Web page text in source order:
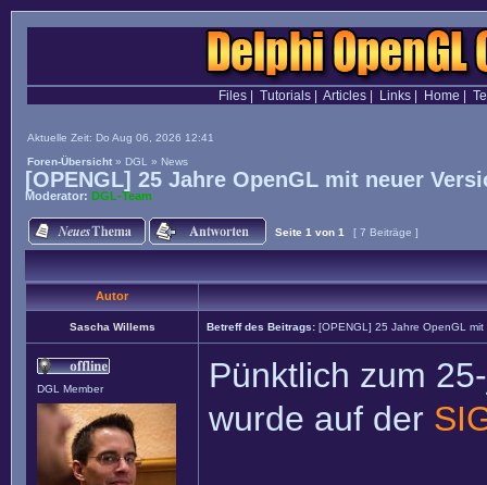
Files| Tutorials| Articles| Links| Home
Aktuelle Zeit: Do Aug 06, 2026 12:41
Foren-Übersicht » DGL » News
[OPENGL] 25 Jahre OpenGL mit neuer
Moderator: DGL-Team
Seite 1 von 1 [ 7 Beiträge ]
Autor
Sascha Willems Betreff des Beitrags: [OPENGL] 25 Jahre OpenGL
DGL Member
Pünktlich zum
wurde auf der